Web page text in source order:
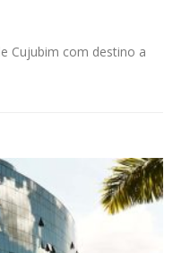
Cujubim com destino a